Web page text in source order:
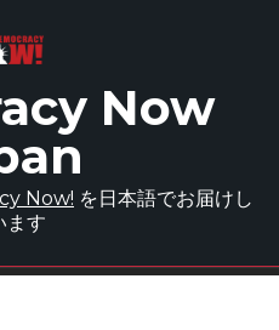
Now
Now! を日本語でお届けし
ます